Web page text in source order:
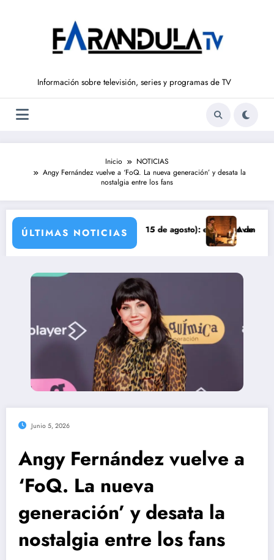
Información sobre televisión, series y programas de TV
Inicio
NOTICIAS
Angy Fernández vuelve a ‘FoQ. La nueva generación’ y desata la
nostalgia entre los fans
ÚLTIMAS NOTICIAS
DE LIBERTAD’ (del 10 al 15 de agosto): el secreto de Tasio sale a la
Avance VALLE
Junio 5, 2026
Angy Fernández vuelve a
‘FoQ. La nueva
generación’ y desata la
nostalgia entre los fans